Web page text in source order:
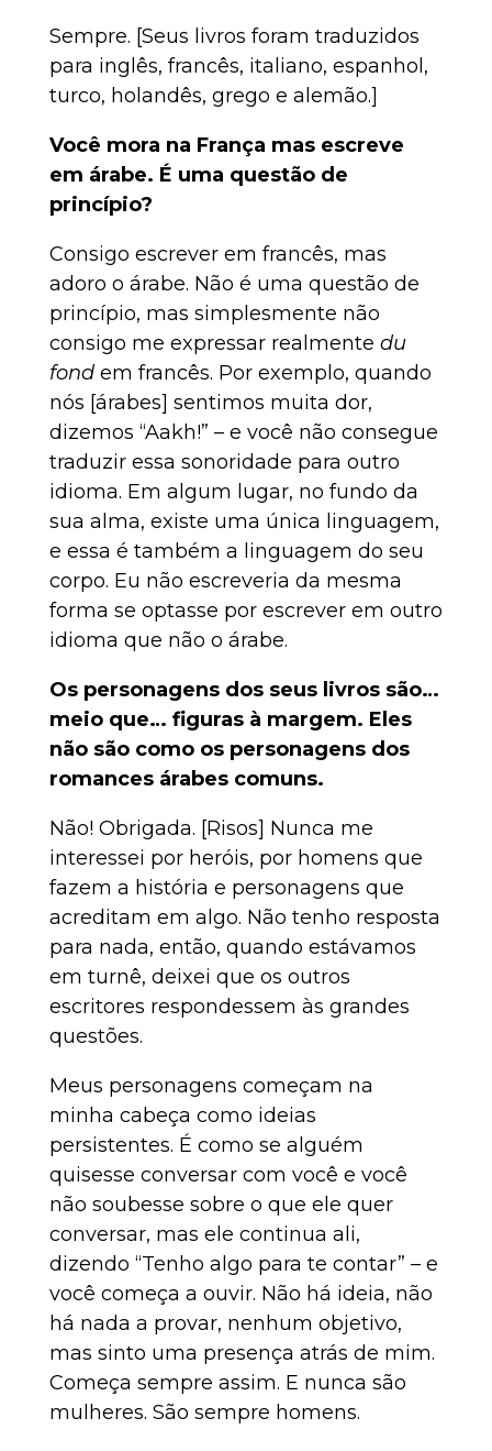
Sempre. [Seus livros foram traduzidos
para inglês, francês, italiano, espanhol,
turco, holandês, grego e alemão.]
Você mora na França mas escreve
em árabe. É uma questão de
princípio?
Consigo escrever em francês, mas
adoro o árabe. Não é uma questão de
princípio, mas simplesmente não
consigo me expressar realmente du
fond em francês. Por exemplo, quando
nós [árabes] sentimos muita dor,
dizemos “Aakh!” – e você não consegue
traduzir essa sonoridade para outro
idioma. Em algum lugar, no fundo da
sua alma, existe uma única linguagem,
e essa é também a linguagem do seu
corpo. Eu não escreveria da mesma
forma se optasse por escrever em outro
idioma que não o árabe.
Os personagens dos seus livros são…
meio que… figuras à margem. Eles
não são como os personagens dos
romances árabes comuns.
Não! Obrigada. [Risos] Nunca me
interessei por heróis, por homens que
fazem a história e personagens que
acreditam em algo. Não tenho resposta
para nada, então, quando estávamos
em turnê, deixei que os outros
escritores respondessem às grandes
questões.
Meus personagens começam na
minha cabeça como ideias
persistentes. É como se alguém
quisesse conversar com você e você
não soubesse sobre o que ele quer
conversar, mas ele continua ali,
dizendo “Tenho algo para te contar” – e
você começa a ouvir. Não há ideia, não
há nada a provar, nenhum objetivo,
mas sinto uma presença atrás de mim.
Começa sempre assim. E nunca são
mulheres. São sempre homens.